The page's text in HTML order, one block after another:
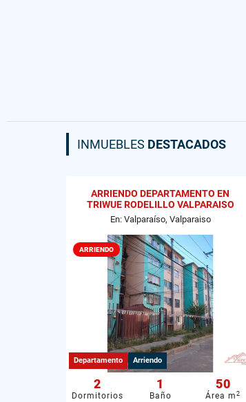
INMUEBLES DESTACADOS
ARRIENDO DEPARTAMENTO EN
TRIWUE RODELILLO VALPARAISO
En: Valparaíso, Valparaiso
ARRIENDO
Departamento Arriendo
2
Dormitorios
1
Baño
50
Área m 2